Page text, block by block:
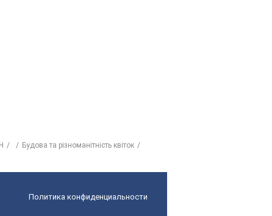
Будова та різноманітність квіток
Политика конфиденциальности